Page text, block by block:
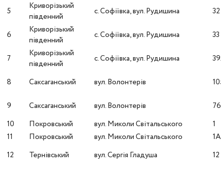
5
Криворізький
південний
с. Софіївка, вул. Рудишина 32
6
Криворізький
південний
с. Софіївка, вул. Рудишина 33
7
Криворізький
південний
с. Софіївка, вул. Рудишина
8 Саксаганський вул. Волонтерів
9 Саксаганський вул. Волонтерів
76
10
Покровський вул. Миколи Світальського
1
11
Покровський вул. Миколи Світальського
1А
12
Тернівський вул. Сергія Гладуша 12